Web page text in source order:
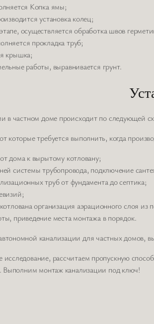
Копка ямы;
установка колец;
осуществляется обработка швов
прокладка труб;
крышка;
работы, выравнивается грунт.
в частном доме происходит по следующей
которые требуется выполнить, когда
дома к вырытому котловану;
системы трубопровода, подключение
труб от фундамента до септика;
организация аэрационного слоя из
приведение места монтажа в порядок.
канализации для частных домов,
рассчитаем пропускную
Выполним монтаж канализации под ключ!